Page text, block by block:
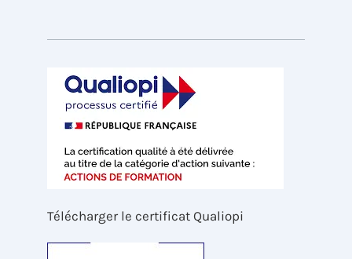
Télécharger le certificat Qualiopi